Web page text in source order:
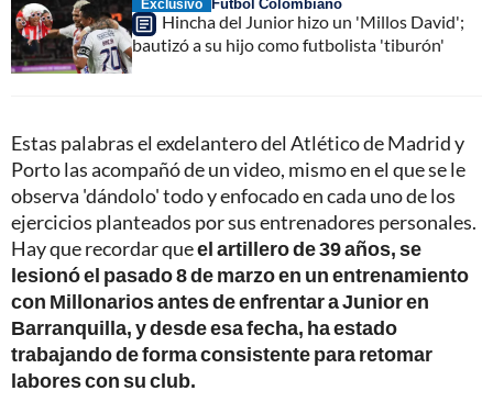
Exclusivo
Hincha del Junior hizo un 'Millos David';
bautizó a su hijo como futbolista 'tiburón'
Estas palabras el exdelantero del Atlético de Madrid y
Porto las acompañó de un video, mismo en el que se le
observa 'dándolo' todo y enfocado en cada uno de los
ejercicios planteados por sus entrenadores personales.
Hay que recordar queel artillero de 39 años, se
lesionó el pasado 8 de marzo en un entrenamiento
con Millonarios antes de enfrentar a Junior en
Barranquilla, y desde esa fecha, ha estado
trabajando de forma consistente para retomar
labores con su club.